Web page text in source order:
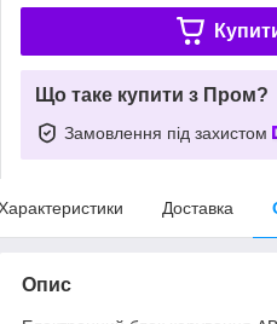
Що таке купити з Пром?
Замовлення під захистом
Доставка
Опис